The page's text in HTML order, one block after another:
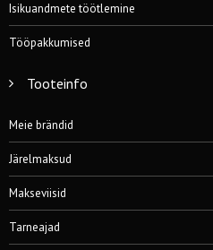
Isikuandmete töötlemine
Tööpakkumised
Tooteinfo
Meie brändid
Järelmaksud
Makseviisid
Tarneajad